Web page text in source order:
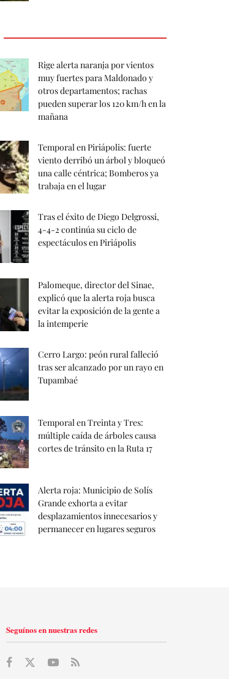
Rige alerta naranja por vientos
muy fuertes para Maldonado y
otros departamentos; rachas
pueden superar los 120 km/h en la
mañana
Temporal en Piriápolis: fuerte
viento derribó un árbol y bloqueó
una calle céntrica; Bomberos ya
trabaja en el lugar
Tras el éxito de Diego Delgrossi,
4-4-2 continúa su ciclo de
espectáculos en Piriápolis
Palomeque, director del Sinae,
explicó que la alerta roja busca
evitar la exposición de la gente a
la intemperie
Cerro Largo: peón rural falleció
tras ser alcanzado por un rayo en
Tupambaé
Temporal en Treinta y Tres:
múltiple caída de árboles causa
cortes de tránsito en la Ruta 17
Alerta roja: Municipio de Solís
Grande exhorta a evitar
desplazamientos innecesarios y
permanecer en lugares seguros
Seguínos en nuestras redes